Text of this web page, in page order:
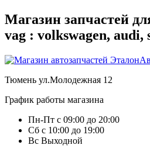
Магазин запчастей
vag : volkswagen, audi,
Тюмень ул.Молодежная 12
График работы магазина
Пн-Пт с 09:00 до 20:00
Сб с 10:00 до 19:00
Вс Выходной